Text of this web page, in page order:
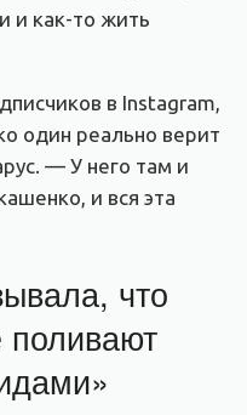
и как-то жить
в Instagram,
один реально верит
— У него там и
и вся эта
что
поливают